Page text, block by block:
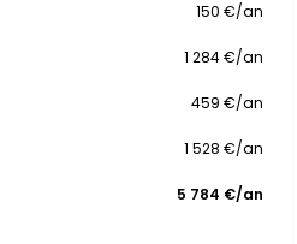
150 €/an
1 284 €/an
459 €/an
1 528 €/an
5 784 €/an